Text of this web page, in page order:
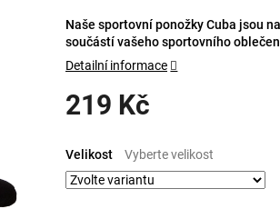
219 Kč
cena:
Velikost
Naše sportovní ponožky Cuba jsou
součástí vašeho sportovního
Detailní informace